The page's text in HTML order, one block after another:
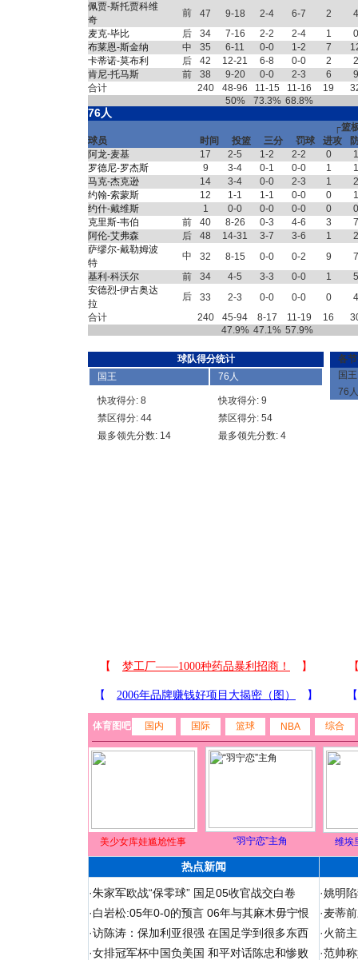
佩贾-斯托贾科维
奇
前 47 9-18 2-4 6-7 2
4
麦克-毕比
后 34 7-16 2-2 2-4 1
0
布莱恩-斯金纳
中 35 6-11 0-0 1-2 7
卡蒂诺-莫布利
后 42 12-21 6-8 0-0 2
2
肯尼-托马斯
前 38 9-20 0-0 2-3 6
9
合计
240 48-96 11-15 11-16 19
50%
73.3% 68.8%
76人
┌篮
球员
时间 投篮 三分 罚球 进攻
阿龙-麦基
17 2-5 1-2 2-2 0
1
罗德尼-罗杰斯
9 3-4 0-1 0-0 1
1
马克-杰克逊
14 3-4 0-0 2-3 1
2
约翰-索蒙斯
12 1-1 1-1 0-0 0
1
约什-戴维斯
1 0-0 0-0 0-0 0
0
克里斯-韦伯
前 40 8-26 0-3 4-6 3
7
阿伦-艾弗森
后 48 14-31 3-7 3-6 1
2
萨缪尔-戴勒姆波
特
中 32 8-15 0-0 0-2 9
7
基利-科沃尔
前 34 4-5 3-3 0-0 1
5
安德烈-伊古奥达
拉
后 33 2-3 0-0 0-0 0
4
合计
240 45-94 8-17 11-19 16
47.9% 47.1% 57.9%
球队得分统计
国王
76人
快攻得分: 8
禁区得分: 44
最多领先分数: 14
快攻得分: 9
禁区得分: 54
最多领先分数: 4
各
国王
76人
体育图吧 国内 国际 篮球 NBA 综合
美少女库娃尴尬性事 “羽宁恋”主角 维埃
热点新闻
·朱家军欧战“保零球” 国足05收官战交白卷
·白岩松:05年0-0的预言 06年与其麻木毋宁恨
·访陈涛：保加利亚很强 在国足学到很多东西
·女排冠军杯中国负美国 和平对话陈忠和惨败
·姚明
·麦蒂
·火箭
·范帅